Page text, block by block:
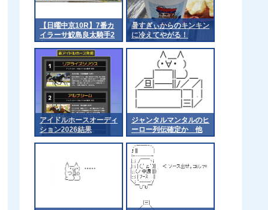
【日曜中京10R】7番カ
イラーサ鮫島良太騎手2
着
暑すぎぃからのキンキン
に冷えてやがる！
アイドルホースオーディ
ション2026結果
ジャンタルマンタルのヒ
ーロー列伝確定か 他